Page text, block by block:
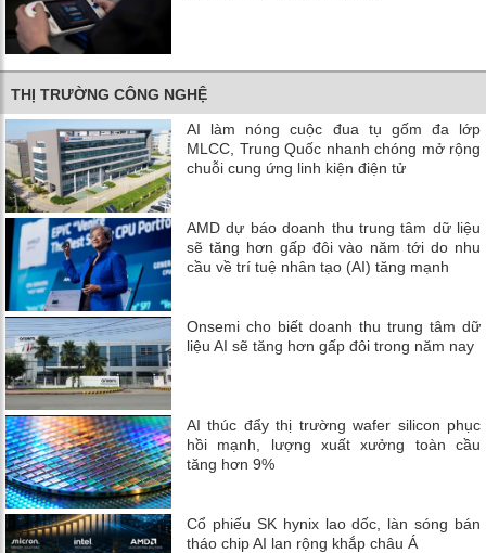
THỊ TRƯỜNG CÔNG NGHỆ
AI làm nóng cuộc đua tụ gốm đa lớp
MLCC, Trung Quốc nhanh chóng mở rộng
chuỗi cung ứng linh kiện điện tử
AMD dự báo doanh thu trung tâm dữ liệu
sẽ tăng hơn gấp đôi vào năm tới do nhu
cầu về trí tuệ nhân tạo (AI) tăng mạnh
Onsemi cho biết doanh thu trung tâm dữ
liệu AI sẽ tăng hơn gấp đôi trong năm nay
AI thúc đẩy thị trường wafer silicon phục
hồi mạnh, lượng xuất xưởng toàn cầu
tăng hơn 9%
Cổ phiếu SK hynix lao dốc, làn sóng bán
tháo chip AI lan rộng khắp châu Á